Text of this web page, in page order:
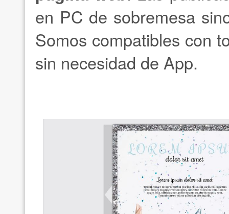
en PC de sobremesa
Somos compatibles con
sin necesidad de App.